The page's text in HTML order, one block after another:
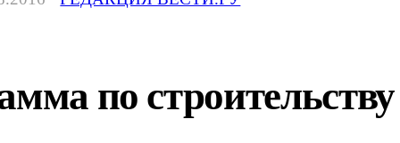
по